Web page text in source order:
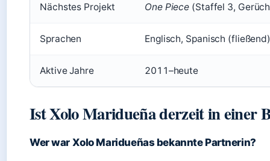
Nächstes Projekt One Piece (Staffel 3,
Sprachen Englisch, Spanisch
Aktive Jahre 2011–heute
Ist Xolo Maridueña derzeit in einer
Wer war Xolo Maridueñas bekannte Partnerin?